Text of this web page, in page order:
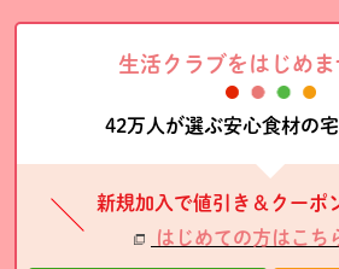
生活クラブをはじめま
42万人が選ぶ安心食材の
新規加入で値引き＆クーポ
はじめての方はこち